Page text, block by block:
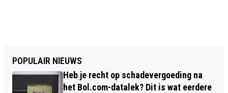
POPULAIR NIEUWS
Heb je recht op schadevergoeding na
het Bol.com-datalek? Dit is wat eerdere